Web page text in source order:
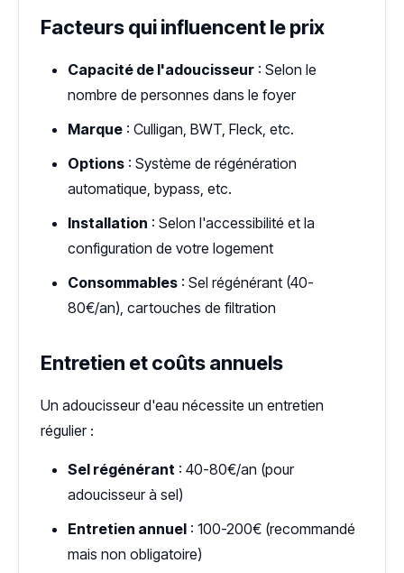
Facteurs qui influencent le prix
Capacité de l'adoucisseur : Selon le
nombre de personnes dans le foyer
Marque : Culligan, BWT, Fleck, etc.
Options : Système de régénération
automatique, bypass, etc.
Installation : Selon l'accessibilité et la
configuration de votre logement
Consommables : Sel régénérant (40-
80€/an), cartouches de filtration
Entretien et coûts annuels
Un adoucisseur d'eau nécessite un entretien
régulier :
Sel régénérant : 40-80€/an (pour
adoucisseur à sel)
Entretien annuel : 100-200€ (recommandé
mais non obligatoire)